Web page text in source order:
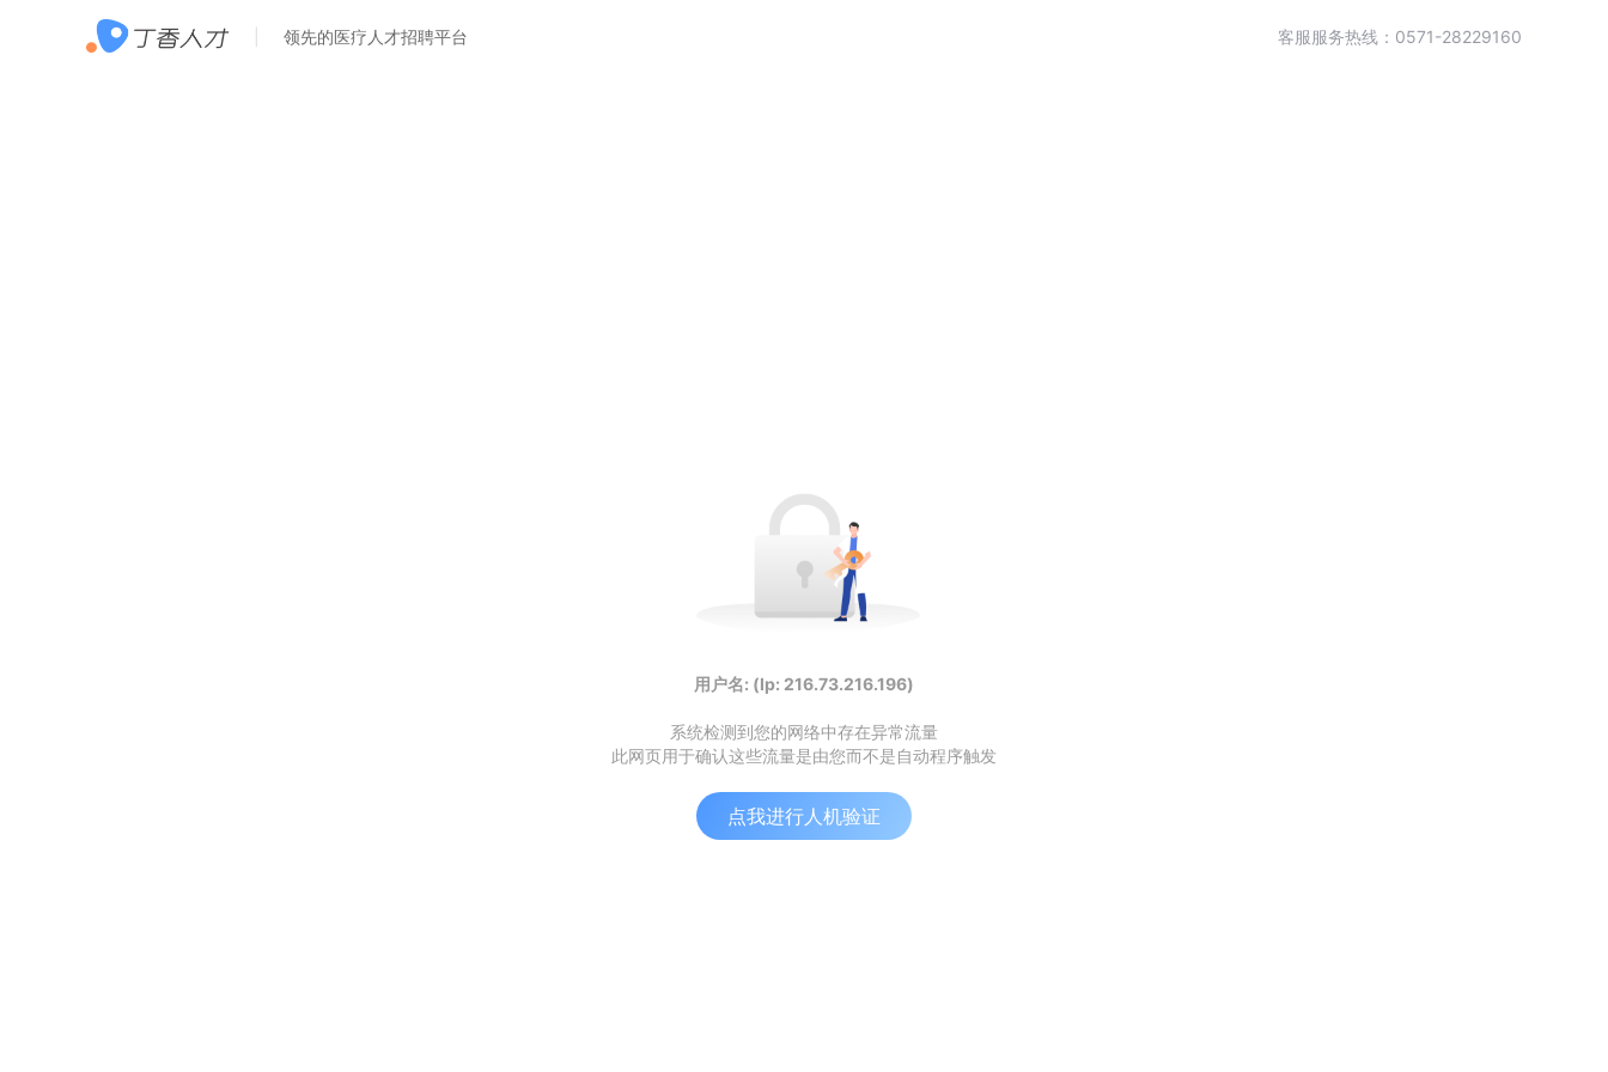
领先的医疗人才招聘平台 客服服务热线：0571-28229160
用户名: (Ip: 216.73.216.196)
系统检测到您的网络中存在异常流量
此网页用于确认这些流量是由您而不是自动程序触发
点我进行人机验证